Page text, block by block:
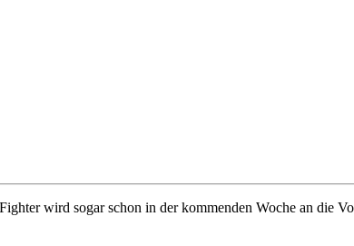
wird sogar schon in der kommenden Woche an die